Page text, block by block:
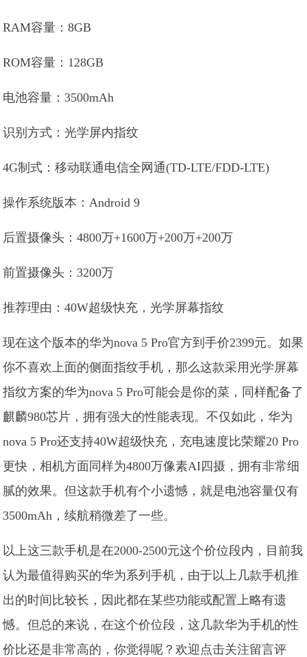
RAM容量：8GB
ROM容量：128GB
电池容量：3500mAh
识别方式：光学屏内指纹
4G制式：移动联通电信全网通(TD-LTE/FDD-LTE)
操作系统版本：Android 9
后置摄像头：4800万+1600万+200万+200万
前置摄像头：3200万
推荐理由：40W超级快充，光学屏幕指纹
现在这个版本的华为nova 5 Pro官方到手价2399元。如果
你不喜欢上面的侧面指纹手机，那么这款采用光学屏幕
指纹方案的华为nova 5 Pro可能会是你的菜，同样配备了
麒麟980芯片，拥有强大的性能表现。不仅如此，华为
nova 5 Pro还支持40W超级快充，充电速度比荣耀20 Pro
更快，相机方面同样为4800万像素AI四摄，拥有非常细
腻的效果。但这款手机有个小遗憾，就是电池容量仅有
3500mAh，续航稍微差了一些。
以上这三款手机是在2000-2500元这个价位段内，目前我
认为最值得购买的华为系列手机，由于以上几款手机推
出的时间比较长，因此都在某些功能或配置上略有遗
憾。但总的来说，在这个价位段，这几款华为手机的性
价比还是非常高的，你觉得呢？欢迎点击关注留言评